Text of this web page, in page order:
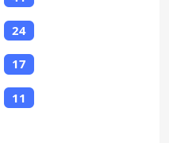
24
17
11